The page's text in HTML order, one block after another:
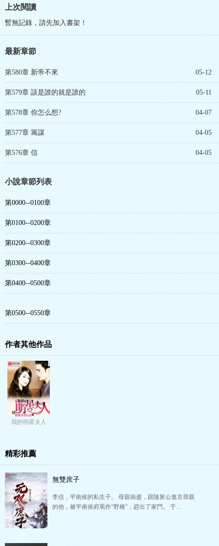
上次閱讀
暫無記錄，請先加入書架！
最新章節
第580章 新帝不來 05-12
第579章 該是誰的就是誰的 05-11
第578章 你怎么想? 04-07
第577章 籌謀 04-05
第576章 信 04-05
小說章節列表
第0000--0100章
第0100--0200章
第0200--0300章
第0300--0400章
第0400--0500章
第0500--0550章
作者其他作品
我的明星夫人
精彩推薦
無雙庶子
李信，平南侯的私生子。 母親病逝，跟隨舅公進京尋親
的他，被平南侯府罵作“野種”，趕出了家門。 于…